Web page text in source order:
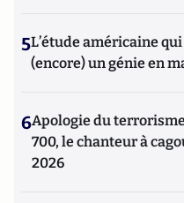
5L’étude américaine qui
(encore) un génie en
6Apologie du
700, le chanteur à
2026